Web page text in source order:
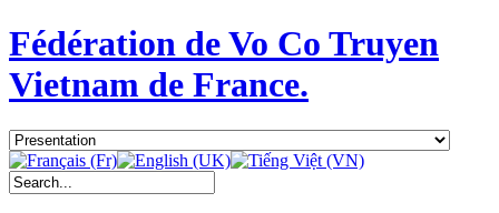
Fédération de Vo Co Truyen
Vietnam de France.